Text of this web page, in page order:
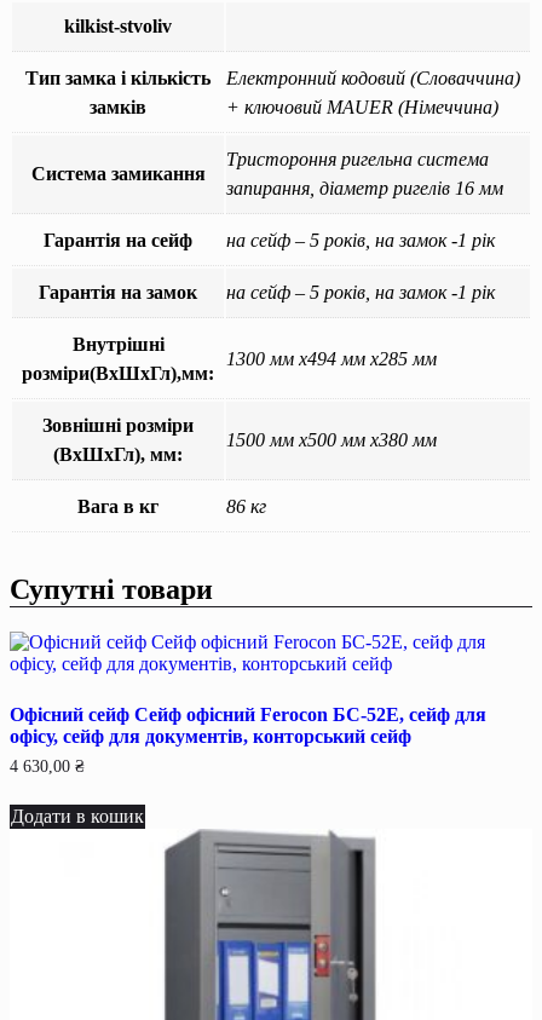
kilkist-stvoliv
Тип замка і кількість
замків
Електронний кодовий (Словаччина)
+ ключовий MAUER (Німеччина)
Система замикання
Тристороння ригельна система
запирання, діаметр ригелів 16 мм
Гарантія на сейф на сейф – 5 років, на замок -1 рік
Гарантія на замок на сейф – 5 років, на замок -1 рік
Внутрішні
розміри(ВхШхГл),мм:
1300 мм x494 мм x285 мм
Зовнішні розміри
(ВхШхГл), мм:
1500 мм x500 мм x380 мм
Вага в кг 86 кг
Супутні товари
Офісний сейф Сейф офiсний Ferocon БС-52Е, сейф для
офiсу, сейф для документiв, конторський сейф
4 630,00 ₴
Додати в кошик